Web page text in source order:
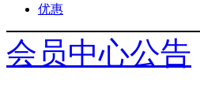
优惠
会员中心公告